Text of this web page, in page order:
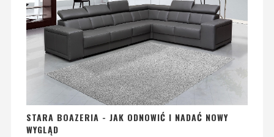
STARA BOAZERIA - JAK ODNOWIĆ I NADAĆ NOWY
WYGLĄD